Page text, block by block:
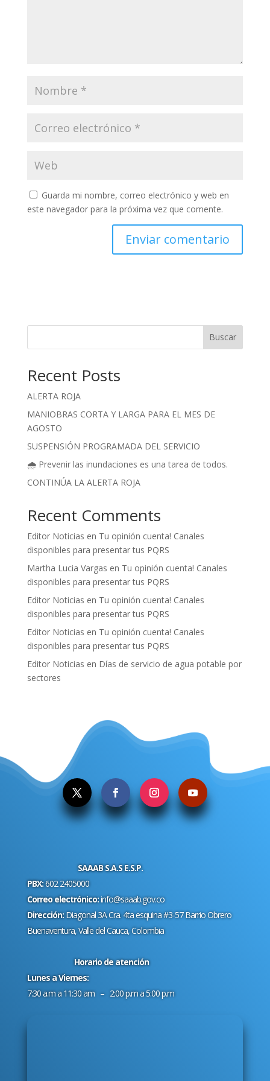
Guarda mi nombre, correo electrónico y web en
este navegador para la próxima vez que comente.
Buscar
Recent Posts
ALERTA ROJA
MANIOBRAS CORTA Y LARGA PARA EL MES DE
AGOSTO
SUSPENSIÓN PROGRAMADA DEL SERVICIO
🌧️ Prevenir las inundaciones es una tarea de todos.
CONTINÚA LA ALERTA ROJA
Recent Comments
Editor Noticias en Tu opinión cuenta! Canales
disponibles para presentar tus PQRS
Martha Lucia Vargas en Tu opinión cuenta! Canales
disponibles para presentar tus PQRS
Editor Noticias en Tu opinión cuenta! Canales
disponibles para presentar tus PQRS
Editor Noticias en Tu opinión cuenta! Canales
disponibles para presentar tus PQRS
Editor Noticias en Días de servicio de agua potable por
sectores
SAAAB S.A.S E.S.P.
PBX:602 2405000
Correo electrónico:info@saaab.gov.co
Dirección:Diagonal 3A Cra. 4ta esquina #3-57 Barrio Obrero
Buenaventura, Valle del Cauca, Colombia
Horario de atención
Lunes a Viernes:
7:30 a.m a 11:30 am – 2:00 p.m a 5:00 p.m